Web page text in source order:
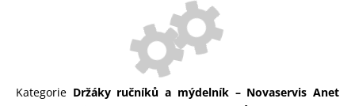
Kategorie Držáky ručníků a mýdelník – Novaservis Anet